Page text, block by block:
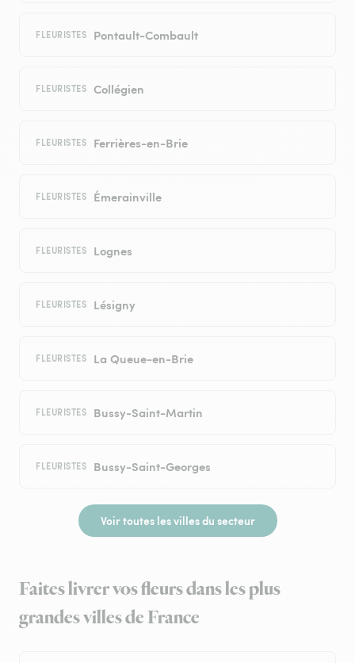
FLEURISTES Pontault-Combault
FLEURISTES Collégien
FLEURISTES Ferrières-en-Brie
FLEURISTES Émerainville
FLEURISTES Lognes
FLEURISTES Lésigny
FLEURISTES La Queue-en-Brie
FLEURISTES Bussy-Saint-Martin
FLEURISTES Bussy-Saint-Georges
Voir toutes les villes du secteur
Faites livrer vos fleurs dans les plus
grandes villes de France